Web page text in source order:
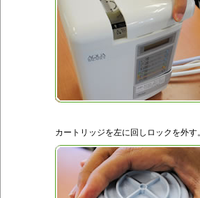
カートリッジを左に回しロックを外す。